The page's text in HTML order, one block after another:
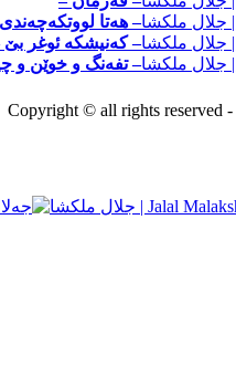
– هه‌تا
– که‌نیشکه ‌ئوغر‌ بێ
– تفه‌نگ و خوێن و
Copyright © all rights reserved -